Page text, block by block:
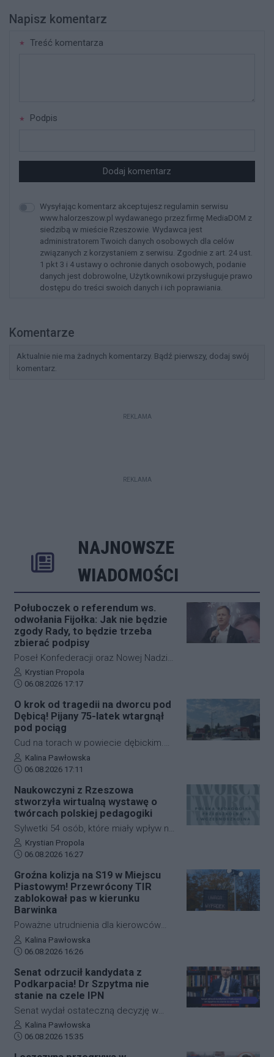
Napisz komentarz
Treść komentarza
Podpis
Dodaj komentarz
Wysyłając komentarz akceptujesz regulamin serwisu
www.halorzeszow.pl wydawanego przez firmę MediaDOM z
siedzibą w mieście Rzeszowie. Wydawca jest
administratorem Twoich danych osobowych dla celów
związanych z korzystaniem z serwisu. Zgodnie z art. 24 ust.
1 pkt 3 i 4 ustawy o ochronie danych osobowych, podanie
danych jest dobrowolne, Użytkownikowi przysługuje prawo
dostępu do treści swoich danych i ich poprawiania.
Komentarze
Aktualnie nie ma żadnych komentarzy. Bądź pierwszy, dodaj swój
komentarz.
REKLAMA
REKLAMA
NAJNOWSZE
WIADOMOŚCI
Połuboczek o referendum ws.
odwołania Fijołka: Jak nie będzie
zgody Rady, to będzie trzeba
zbierać podpisy
Poseł Konfederacji oraz Nowej Nadziei,
Michał Połuboczek, deklaruje
gotowość do zaangażowania się w
działania zmierzające do
przeprowadzenia referendum w
sprawie odwołania prezydenta
Rzeszowa, Konrada Fijołka. W
programie "Cogito… u Raczyńskiej" na
antenie wPolsce24 ocenił, że jeśli
Miasta, możliwe będzie rozpoczęcie
zbiórki podpisów wśród mieszkańców.
Autor artykułu:
Krystian Propola
Data dodania artykułu:
06.08.2026 17:17
O krok od tragedii na dworcu pod
Dębicą! Pijany 75-latek wtargnął
pod pociąg
Cud na torach w powiecie dębickim.
Pijany 75-letni mężczyzna wtargnął pod
nadjeżdżający pociąg na dworcu PKP w
dramatycznie, senior wyszedł z niego
bez poważniejszych obrażeń. Skutkiem
incydentu były jednak spore utrudnienia
na kolei, ruch pociągów zablokowano
na niemal godzinę.
Autor artykułu:
Kalina Pawłowska
Data dodania artykułu:
06.08.2026 17:11
Naukowczyni z Rzeszowa
stworzyła wirtualną wystawę o
twórcach polskiej pedagogiki
Sylwetki 54 osób, które miały wpływ na
rozwój polskiej edukacji przedszkolnej i
wczesnoszkolnej, można poznać dzięki
nowej wystawie internetowej. Autorką
projektu "Polska pedagogika
przedszkolna i wczesnoszkolna i jej
twórcy" jest dr Mariola Kinal z Instytutu
Pedagogiki Uniwersytetu
Rzeszowskiego. Ekspozycja jest
dostępna od czwartku, 6 sierpnia.
Autor artykułu:
Krystian Propola
Data dodania artykułu:
06.08.2026 16:27
Groźna kolizja na S19 w Miejscu
Piastowym! Przewrócony TIR
zablokował pas w kierunku
Barwinka
Poważne utrudnienia dla kierowców
jadących w stronę przejścia
granicznego w Barwinku. Na trasie S19
na wysokości Miejsca Piastowego
doszło do zderzenia samochodu
osobowego z ciężarowym. W wyniku
kolizji TIR przewrócił się i zablokował
pas awaryjny oraz wolny. Ruch w
miejscu zdarzenia odbywa się
Autor artykułu:
Kalina Pawłowska
Data dodania artykułu:
06.08.2026 16:26
Senat odrzucił kandydata z
Podkarpacia! Dr Szpytma nie
stanie na czele IPN
Senat wydał ostateczną decyzję w
sprawie obsadzenia stanowiska
prezesa Instytutu Pamięci Narodowej.
Iz wyższa parlamentu nie wyraziła
Autor artykułu:
Kalina Pawłowska
Data dodania artykułu:
06.08.2026 15:35